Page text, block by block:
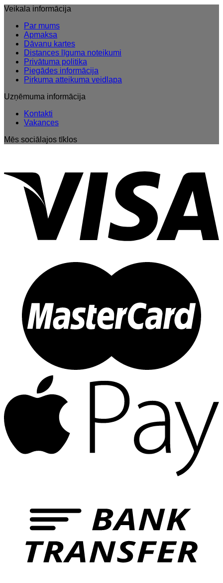
Veikala informācija
Par mums
Apmaksa
Dāvanu kartes
Distances līguma noteikumi
Privātuma politika
Piegādes informācija
Pirkuma atteikuma veidlapa
Uzņēmuma informācija
Kontakti
Vakances
Mēs sociālajos tīklos